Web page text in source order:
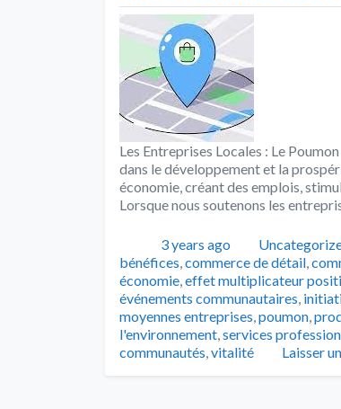
Les Entreprises Locales : Le
dans le développement et la
économie, créant des emplois,
Lorsque nous soutenons les
Publié3 years ago Catégories
bénéfices,commerce de détail,
économie,effet multiplicateur
événements communautaires,
moyennes entreprises,poumon,
l'environnement,services
communautés,vitalité Laisser